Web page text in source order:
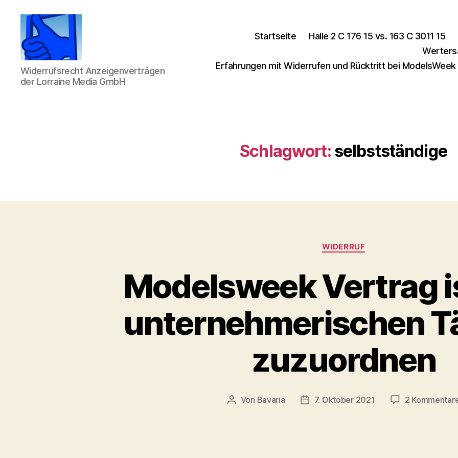
Beobachtungsstelle
über
Lorraine
Widerrufsrecht Anzeigenverträgen
der Lorraine Media GmbH
Startseite Halle 2 C 176 15 vs. 163 C 3011 15
Erfahrungen mit Widerrufen und Rücktritt bei ModelsWeek
Schlagwort: selbstständige
Kategorien
WIDERRUF
Modelsweek Vertrag
unternehmerischen
zuzuordnen
Beitragsautor
Von Bavaria Veröffentlichungsdatum
7. Oktober 2021 2